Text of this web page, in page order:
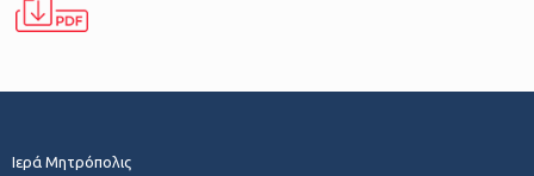
Ιερά Μητρόπολις